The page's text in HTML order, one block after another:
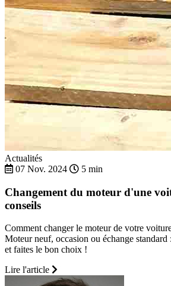
Actualités
07 Nov. 2024
5 min
Changement du moteur d'une
conseils
Comment changer le moteur de votre
Moteur neuf, occasion ou échange standard
et faites le bon choix !
Lire l'article